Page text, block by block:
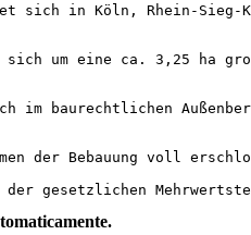
sich in Köln, Rhein-Sieg-
sich um eine ca. 3,25 ha
im baurechtlichen
der Bebauung voll
gesetzlichen